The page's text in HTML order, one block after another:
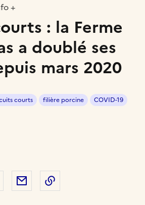
+
: la Ferme
a doublé ses
mars 2020
courts filière porcine COVID-19
sur Twitter
Partager sur LinkedIn
Partager par email